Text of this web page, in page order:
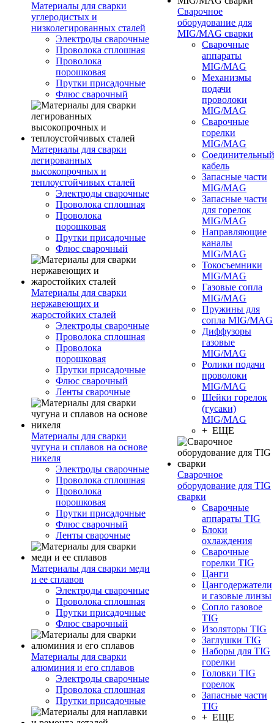
Материалы для сварки
углеродистых и
низколегированных сталей
Электроды сварочные
Проволока сплошная
Проволока
порошковая
Прутки присадочные
Флюс сварочный
Материалы для сварки
легированных
высокопрочных и
теплоустойчивых сталей
Электроды сварочные
Проволока сплошная
Проволока
порошковая
Прутки присадочные
Флюс сварочный
Материалы для сварки
нержавеющих и
жаростойких сталей
Электроды сварочные
Проволока сплошная
Проволока
порошковая
Прутки присадочные
Флюс сварочный
Ленты сварочные
Материалы для сварки
чугуна и сплавов на основе
никеля
Электроды сварочные
Проволока сплошная
Проволока
порошковая
Прутки присадочные
Флюс сварочный
Ленты сварочные
Материалы для сварки меди
и ее сплавов
Электроды сварочные
Проволока сплошная
Прутки присадочные
Флюс сварочный
Материалы для сварки
алюминия и его сплавов
Электроды сварочные
Проволока сплошная
Прутки присадочные
Сварочное
оборудование для
MIG/MAG сварки
Сварочные
аппараты
MIG/MAG
Механизмы
подачи
проволоки
MIG/MAG
Сварочные
горелки
MIG/MAG
Соединительный
кабель
Запасные части
MIG/MAG
Запасные части
для горелок
MIG/MAG
Направляющие
каналы
MIG/MAG
Токосъемники
MIG/MAG
Газовые сопла
MIG/MAG
Пружины для
сопла MIG/MAG
Диффузоры
газовые
MIG/MAG
Ролики подачи
проволоки
MIG/MAG
Шейки горелок
(гусаки)
MIG/MAG
+ ЕЩЕ
Сварочное
оборудование для TIG
сварки
Сварочные
аппараты TIG
Блоки
охлаждения
Сварочные
горелки TIG
Цанги
Цангодержатели
и газовые линзы
Сопло газовое
TIG
Изоляторы TIG
Заглушки TIG
Наборы для TIG
горелки
Головки TIG
горелок
Запасные части
TIG
+ ЕЩЕ